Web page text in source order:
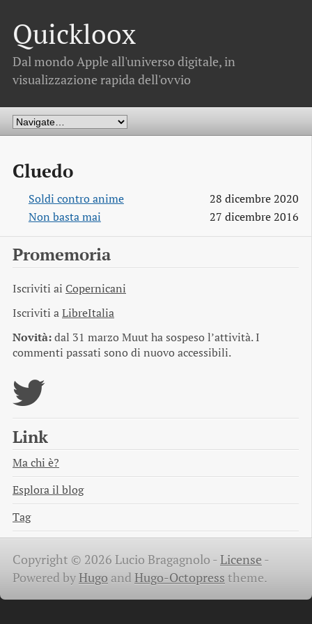
Quickloox
Dal mondo Apple all'universo digitale, in
visualizzazione rapida dell'ovvio
Cluedo
Soldi contro anime
28 dicembre 2020
Non basta mai
27 dicembre 2016
Promemoria
Iscriviti ai Copernicani
Iscriviti aLibreItalia
Novità:dal 31 marzo Muut ha sospeso l’attività. I
commenti passati sono di nuovo accessibili.
Link
Ma chi è?
Esplora il blog
Tag
Copyright © 2026 Lucio Bragagnolo -License -
Powered byHugo and Hugo-Octopress theme.